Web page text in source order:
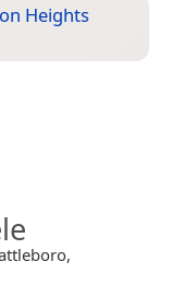
Heights